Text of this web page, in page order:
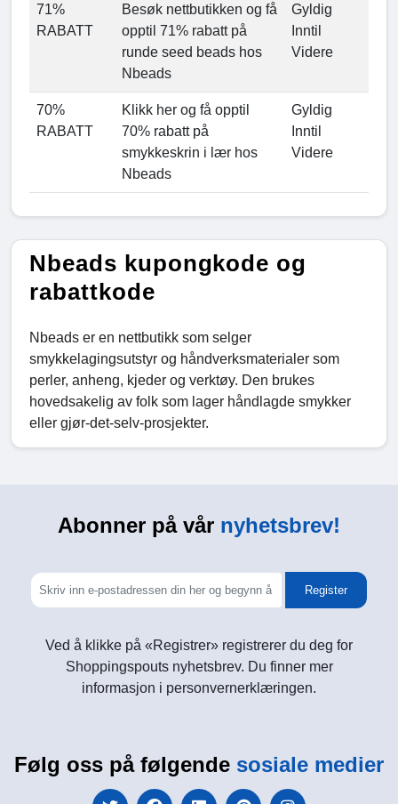
71%
RABATT
Besøk nettbutikken og få
opptil 71% rabatt på
runde seed beads hos
Nbeads
Gyldig
Inntil
Videre
70%
RABATT
Klikk her og få opptil
70% rabatt på
smykkeskrin i lær hos
Nbeads
Gyldig
Inntil
Videre
Nbeads kupongkode og
rabattkode
Nbeads er en nettbutikk som selger
smykkelagingsutstyr og håndverksmaterialer som
perler, anheng, kjeder og verktøy. Den brukes
hovedsakelig av folk som lager håndlagde smykker
eller gjør-det-selv-prosjekter.
Abonner på vår nyhetsbrev!
Register
Ved å klikke på «Registrer» registrerer du deg for
Shoppingspouts nyhetsbrev. Du finner mer
informasjon i personvernerklæringen.
Følg oss på følgende sosiale medier